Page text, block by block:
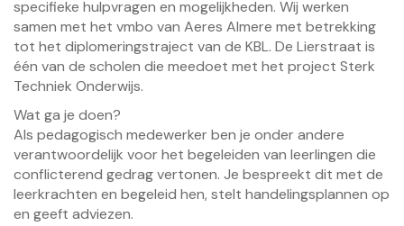
specifieke hulpvragen en mogelijkheden. Wij werken
samen met het vmbo van Aeres Almere met betrekking
tot het diplomeringstraject van de KBL. De Lierstraat is
één van de scholen die meedoet met het project Sterk
Techniek Onderwijs.
Wat ga je doen?
Als pedagogisch medewerker ben je onder andere
verantwoordelijk voor het begeleiden van leerlingen die
conflicterend gedrag vertonen. Je bespreekt dit met de
leerkrachten en begeleid hen, stelt handelingsplannen op
en geeft adviezen.